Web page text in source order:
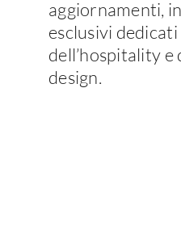
aggiornamenti,
esclusivi
dell’hospitality
design.